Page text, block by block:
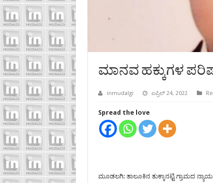
ಮಾನವ ಹಕ್ಕುಗಳ
inmudalgi ಏಪ್ರಿಲ್ 24, 2022
Spread the love
ಮೂಡಲಗಿ: ತಾಲೂಕಿನ ತುಕ್ಕಾನಟ್ಟಿ ಗ್ರಾಮದ